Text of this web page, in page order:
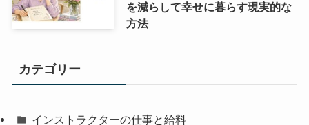
を減らして幸せに暮らす現実的な
方法
カテゴリー
インストラクターの仕事と給料